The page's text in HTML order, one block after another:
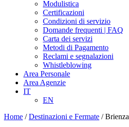
Modulistica
Certificazioni
Condizioni di servizio
Domande frequenti | FAQ
Carta dei servizi
Metodi di Pagamento
Reclami e segnalazioni
Whistleblowing
Area Personale
Area Agenzie
IT
EN
Home / Destinazioni e Fermate / Brienza